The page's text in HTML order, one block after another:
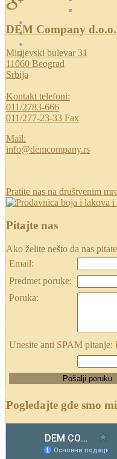
DEM Company d.o.o.
Mirijevski bulevar 31
11060 Beograd
Srbija
Kontakt telefoni:
011/2783-666
011/277-23-33 Fax
Mail:
info@demcompany.rs
Pratite nas na društvenim
Pitajte nas
Ako želite nešto da nas
Email:
Predmet poruke:
Poruka:
Unesite anti SPAM pitanje:
Pogledajte gde smo mi